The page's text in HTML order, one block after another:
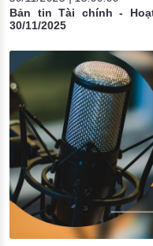
Bản tin Tài chính -
30/11/2025